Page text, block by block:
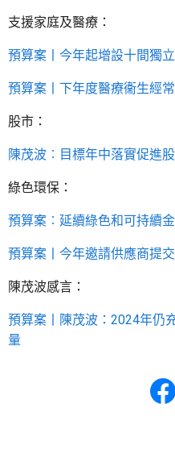
支援家庭及醫療：
預算案丨今年起增設十間獨
預算案丨下年度醫療衞生經
股市：
陳茂波︰目標年中落實促進
綠色環保：
預算案︰延續綠色和可持續
預算案丨今年邀請供應商提
陳茂波感言：
預算案丨陳茂波：2024年
量